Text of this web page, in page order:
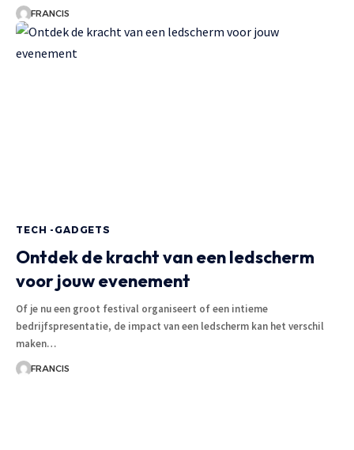
FRANCIS
TECH -GADGETS
Ontdek de kracht van een ledscherm
voor jouw evenement
Of je nu een groot festival organiseert of een intieme
bedrijfspresentatie, de impact van een ledscherm kan het verschil
maken…
FRANCIS